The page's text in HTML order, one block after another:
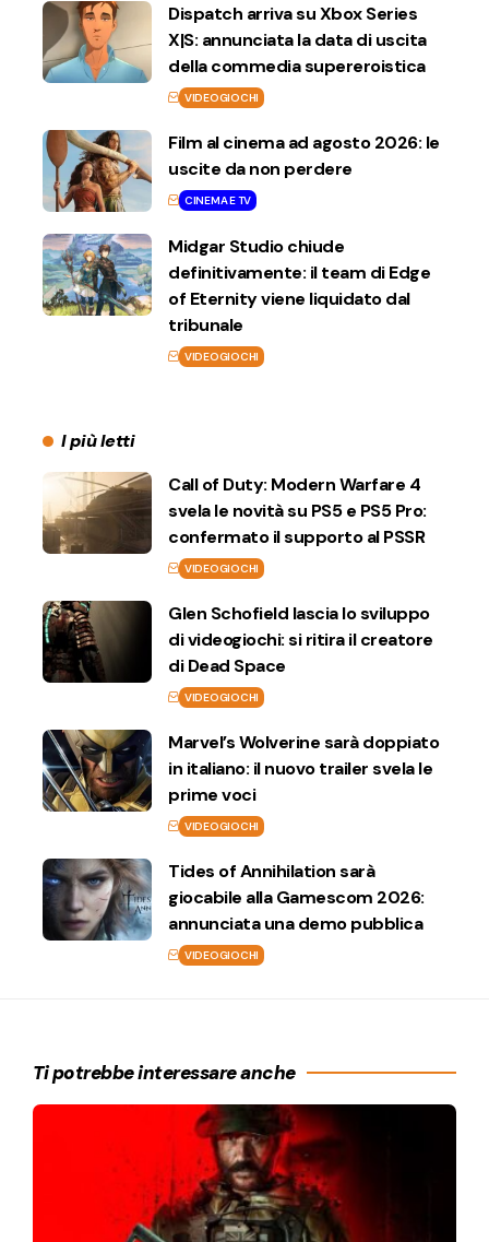
Dispatch arriva su Xbox Series
X|S: annunciata la data di uscita
della commedia supereroistica
VIDEOGIOCHI
Film al cinema ad agosto 2026: le
uscite da non perdere
CINEMA E TV
Midgar Studio chiude
definitivamente: il team di Edge
of Eternity viene liquidato dal
tribunale
VIDEOGIOCHI
I più letti
Call of Duty: Modern Warfare 4
svela le novità su PS5 e PS5 Pro:
confermato il supporto al PSSR
VIDEOGIOCHI
Glen Schofield lascia lo sviluppo
di videogiochi: si ritira il creatore
di Dead Space
VIDEOGIOCHI
Marvel’s Wolverine sarà doppiato
in italiano: il nuovo trailer svela le
prime voci
VIDEOGIOCHI
Tides of Annihilation sarà
giocabile alla Gamescom 2026:
annunciata una demo pubblica
VIDEOGIOCHI
Ti potrebbe interessare anche